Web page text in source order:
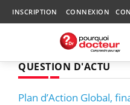
INSCRIPTION CONNEXION
QUESTION D'ACTU
Plan d’Action Global,